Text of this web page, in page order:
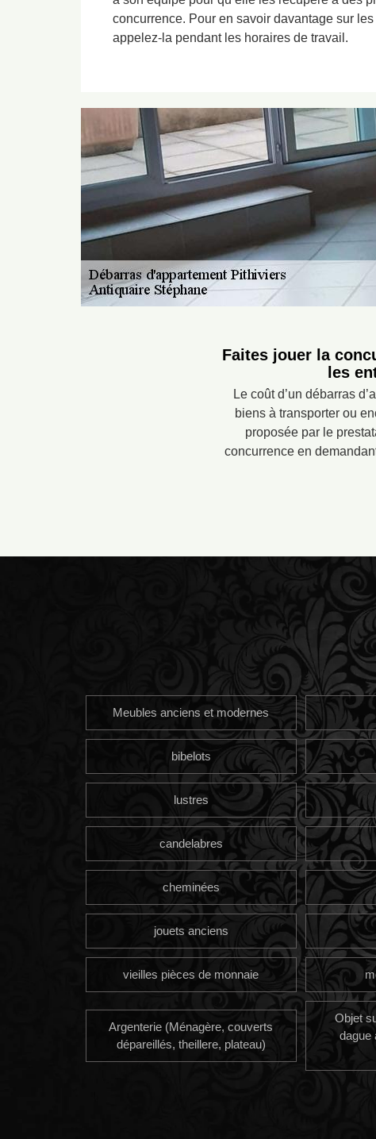
concurrence. Pour en savoir davantage sur
appelez-la pendant les horaires de travail.
Faites jouer la
les
Le coût d’un débarras
biens à transporter ou
proposée par le
concurrence en
Meubles anciens et modernes
bibelots
lustres
candelabres
cheminées
jouets anciens
vieilles pièces de monnaie
Argenterie (Ménagère, couverts
dépareillés, theillere, plateau)
Objet
dague